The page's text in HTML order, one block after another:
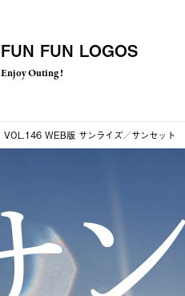
FUN FUN LOGOS
Enjoy Outing !
VOL.146 WEB版 サンライズ／サンセット